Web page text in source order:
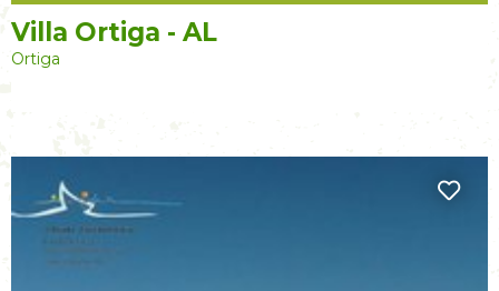
Villa Ortiga - AL
Ortiga